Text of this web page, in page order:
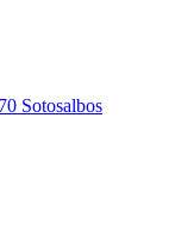
Sotosalbos